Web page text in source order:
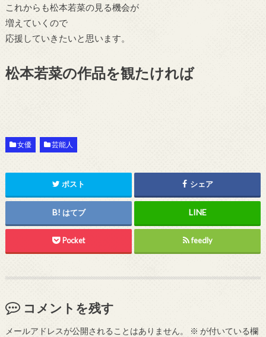
これからも松本若菜の見る機会が
増えていくので
応援していきたいと思います。
松本若菜の作品を観たければ
女優 芸能人
ポスト シェア
はてブ
Pocket feedly
コメントを残す
メールアドレスが公開されることはありません。 ※ が付いている欄